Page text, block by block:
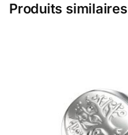
Produits similaires